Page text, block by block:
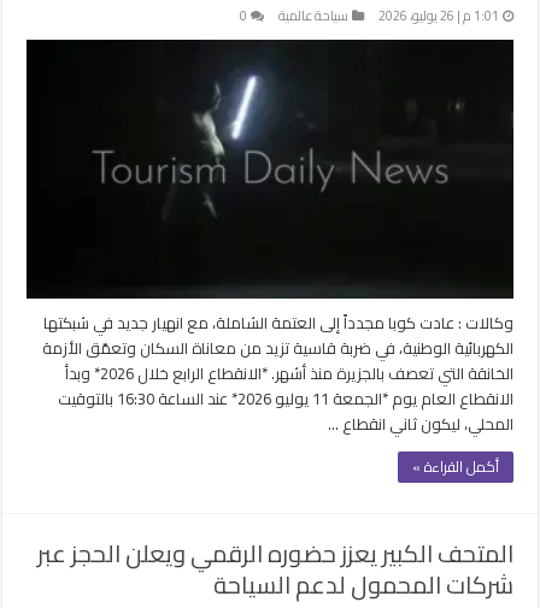
1:01 م | 26 يوليو، 2026 سياحة عالمية 0
وكالات : عادت كوبا مجدداً إلى العتمة الشاملة، مع انهيار جديد في شبكتها
الكهربائية الوطنية، في ضربة قاسية تزيد من معاناة السكان وتعمّق الأزمة
الخانقة التي تعصف بالجزيرة منذ أشهر. *الانقطاع الرابع خلال 2026* وبدأ
الانقطاع العام يوم *الجمعة 11 يوليو 2026* عند الساعة 16:30 بالتوقيت
المحلي، ليكون ثاني انقطاع …
أكمل القراءة »
المتحف الكبير يعزز حضوره الرقمي ويعلن الحجز عبر
شركات المحمول لدعم السياحة